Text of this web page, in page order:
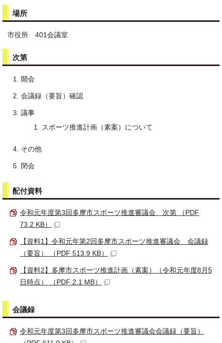
場所
市役所 401会議室
次第
開会
会議録（要旨）確認
議事
スポーツ推進計画（素案）について
その他
閉会
配付資料
令和元年度第3回多摩市スポーツ推進審議会 次第 （PDF
73.2 KB）
【資料1】令和元年第2回多摩市スポーツ推進審議会 会議録
（要旨） （PDF 513.9 KB）
【資料2】多摩市スポーツ推進計画（素案）（令和元年度8月5
日時点） （PDF 2.1 MB）
会議録
令和元年度第3回多摩市スポーツ推進審議会会議録（要旨）